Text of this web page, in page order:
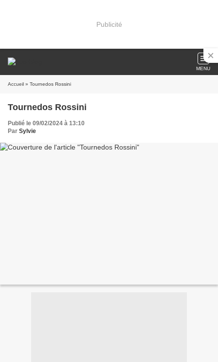
Publicité
MENU
Accueil » Tournedos Rossini
Tournedos Rossini
Publié le 09/02/2024 à 13:10
Par Sylvie